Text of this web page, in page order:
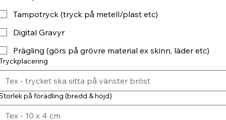
Tampotryck (tryck på metell/plast etc)
Digital Gravyr
Prägling (görs på grövre material ex skinn, läder etc)
på förädling (bredd & höjd)